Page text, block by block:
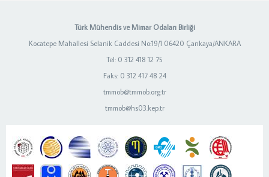
Türk Mühendis ve Mimar Odaları Birliği
Kocatepe Mahallesi Selanik Caddesi No:19/1 06420 Çankaya/ANKARA
Tel: 0 312 418 12 75
Faks: 0 312 417 48 24
tmmob@tmmob.org.tr
tmmob@hs03.kep.tr